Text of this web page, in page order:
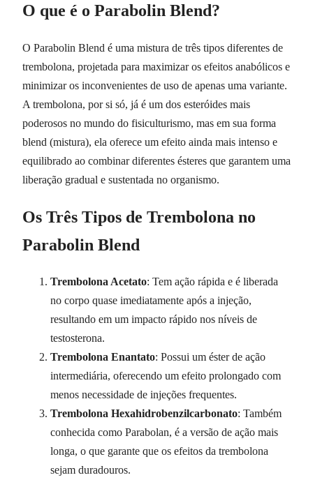
O que é o Parabolin Blend?
O Parabolin Blend é uma mistura de três tipos diferentes de
trembolona, projetada para maximizar os efeitos anabólicos e
minimizar os inconvenientes de uso de apenas uma variante.
A trembolona, por si só, já é um dos esteróides mais
poderosos no mundo do fisiculturismo, mas em sua forma
blend (mistura), ela oferece um efeito ainda mais intenso e
equilibrado ao combinar diferentes ésteres que garantem uma
liberação gradual e sustentada no organismo.
Os Três Tipos de Trembolona no
Parabolin Blend
Trembolona Acetato: Tem ação rápida e é liberada
no corpo quase imediatamente após a injeção,
resultando em um impacto rápido nos níveis de
testosterona.
Trembolona Enantato: Possui um éster de ação
intermediária, oferecendo um efeito prolongado com
menos necessidade de injeções frequentes.
Trembolona Hexahidrobenzilcarbonato: Também
conhecida como Parabolan, é a versão de ação mais
longa, o que garante que os efeitos da trembolona
sejam duradouros.